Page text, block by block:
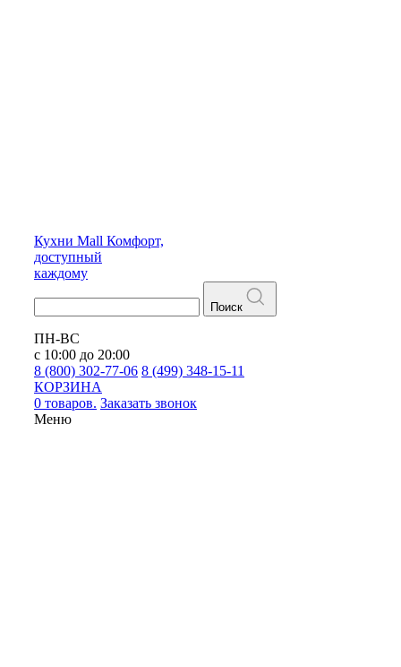
Кухни Mall Комфорт,
доступный
каждому
Поиск
ПН-ВС
с 10:00 до 20:00
8 (800) 302-77-06 8 (499) 348-15-11
КОРЗИНА
0 товаров. Заказать звонок
Меню